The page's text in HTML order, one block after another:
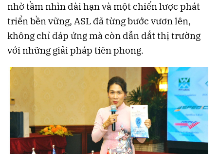
nhờ tầm nhìn dài hạn và một chiến lược phát
triển bền vững, ASL đã từng bước vươn lên,
không chỉ đáp ứng mà còn dẫn dắt thị trường
với những giải pháp tiên phong.